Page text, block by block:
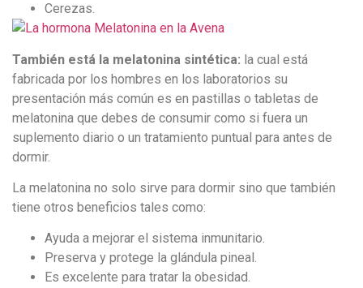
Cerezas.
También está la melatonina sintética: la cual está
fabricada por los hombres en los laboratorios su
presentación más común es en pastillas o tabletas de
melatonina que debes de consumir como si fuera un
suplemento diario o un tratamiento puntual para antes de
dormir.
La melatonina no solo sirve para dormir sino que también
tiene otros beneficios tales como:
Ayuda a mejorar el sistema inmunitario.
Preserva y protege la glándula pineal.
Es excelente para tratar la obesidad.